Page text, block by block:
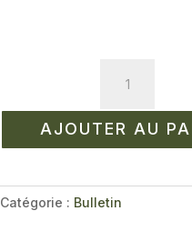
Bulletin
n°
79
Juillet
AJOUTER AU
Catégorie : Bulletin